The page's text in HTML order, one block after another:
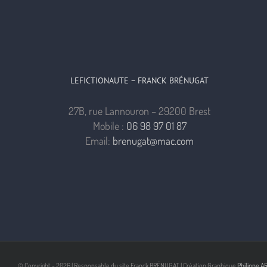
LEFICTIONAUTE – FRANCK BRÉNUGAT
27B, rue Lannouron – 29200 Brest
Mobile : 06 98 97 01 87
Email: brenugat@mac.com